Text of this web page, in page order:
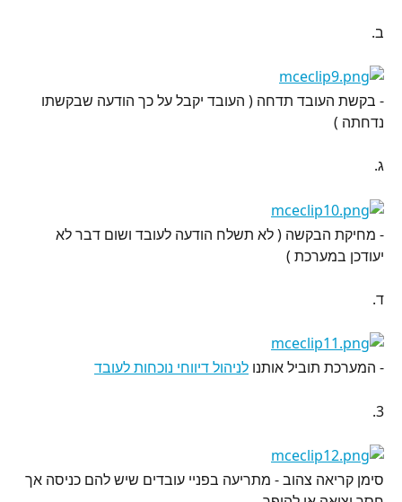
ב.
- בקשת העובד תדחה ( העובד יקבל על כך הודעה שבקשתו
נדחתה )
ג.
- מחיקת הבקשה ( לא תשלח הודעה לעובד ושום דבר לא
יעודכן במערכת )
ד.
- המערכת תוביל אותנו לניהול דיווחי נוכחות לעובד
3.
סימן קריאה צהוב - מתריעה בפניי עובדים שיש להם כניסה אך